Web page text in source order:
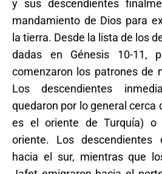
y sus descendientes
mandamiento de Dios para
la tierra. Desde la lista de los
dadas en Génesis 10-11,
comenzaron los patrones de
Los descendientes
quedaron por lo general cerca
es el oriente de Turquía) o
oriente. Los descendientes
hacia el sur, mientras que